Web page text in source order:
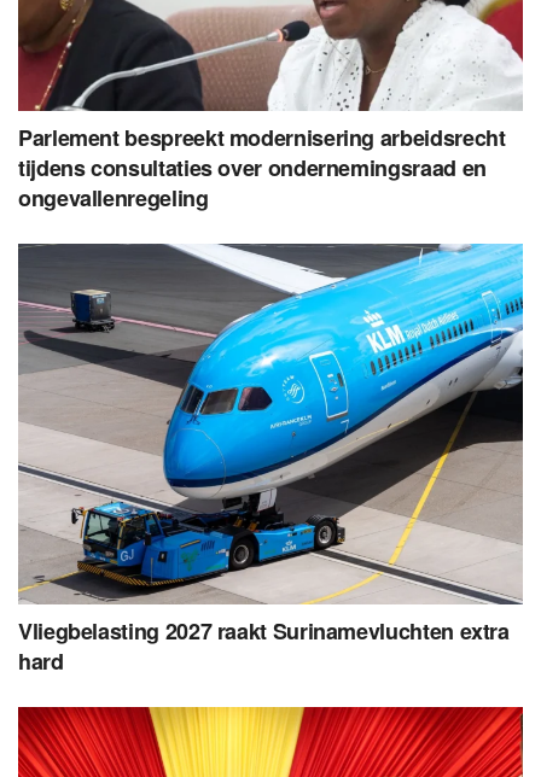
Parlement bespreekt modernisering arbeidsrecht
tijdens consultaties over ondernemingsraad en
ongevallenregeling
Vliegbelasting 2027 raakt Surinamevluchten extra
hard